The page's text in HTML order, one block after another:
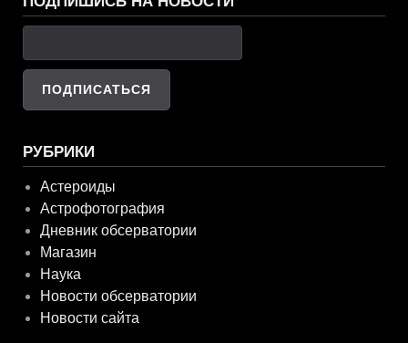
РУБРИКИ
Астероиды
Астрофотография
Дневник обсерватории
Магазин
Наука
Новости обсерватории
Новости сайта